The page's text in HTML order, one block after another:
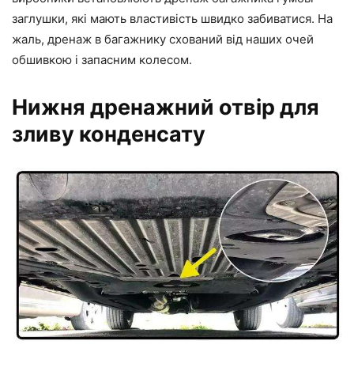
заглушки, які мають властивість швидко забиватися. На
жаль, дренаж в багажнику схований від наших очей
обшивкою і запасним колесом.
Нижня дренажний отвір для
зливу конденсату